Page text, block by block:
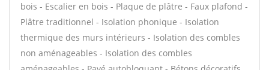
bois - Escalier en bois - Plaque de plâtre - Faux plafond -
Plâtre traditionnel - Isolation phonique - Isolation
thermique des murs intérieurs - Isolation des combles
non aménageables - Isolation des combles